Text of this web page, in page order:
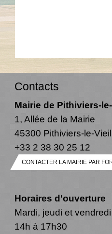
Contacts
Mairie de Pithiviers-
1, Allée de la Mairie
45300 Pithiviers-le-
+33 2 38 30 25 12
CONTACTER LA MAIRIE PAR
Horaires d'ouverture
Mardi, jeudi et
14h à 17h30